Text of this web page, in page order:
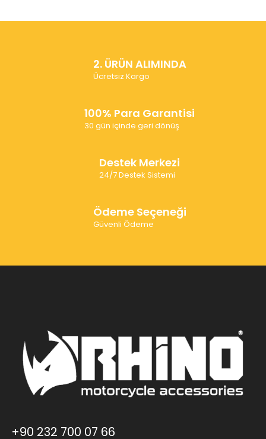
2. ÜRÜN ALIMINDA
Ücretsiz Kargo
100% Para Garantisi
30 gün içinde geri dönüş
Destek Merkezi
24/7 Destek Sistemi
Ödeme Seçeneği
Güvenli Ödeme
+90 232 700 07 66